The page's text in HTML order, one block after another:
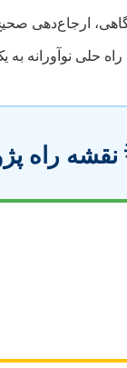
ارجاع‌دهی
راه حلی نوآورانه
نقشه راه